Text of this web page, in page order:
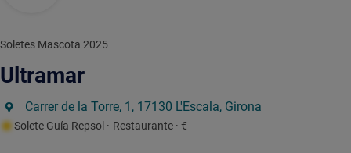
Soletes Mascota 2025
Ultramar
Carrer de la Torre, 1, 17130 L'Escala, Girona
Solete Guía Repsol · Restaurante · €